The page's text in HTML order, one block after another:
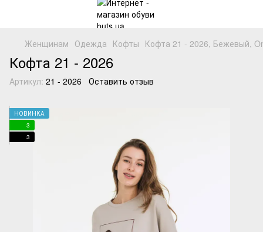
Женщинам Одежда Кофты Кофта 21 - 2026, Бежевый,
Кофта 21 - 2026
Артикул: 21 - 2026 Оставить отзыв
НОВИНКА
3
3